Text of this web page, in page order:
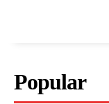
Popular